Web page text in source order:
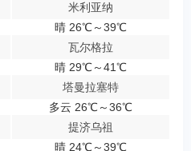
米利亚纳
晴 26℃～39℃
瓦尔格拉
晴 29℃～41℃
塔曼拉塞特
多云 26℃～36℃
提济乌祖
晴 24℃～39℃